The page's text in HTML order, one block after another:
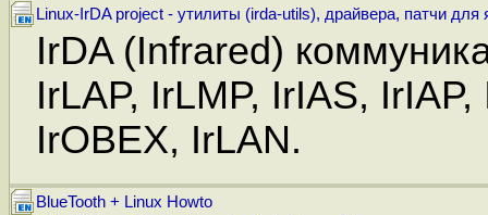
Linux-IrDA project - утилиты (irda-utils), драйвера, патчи для
IrDA (Infrared)
IrLAP, IrLMP, IrIAS,
IrOBEX, IrLAN.
BlueTooth + Linux Howto